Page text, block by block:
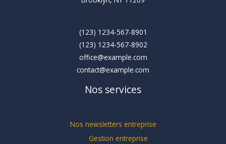
(123) 1234-567-8901
(123) 1234-567-8902
office@example.com
contact@example.com
Nos services
Nos newsletters entreprise
Gestion entreprise